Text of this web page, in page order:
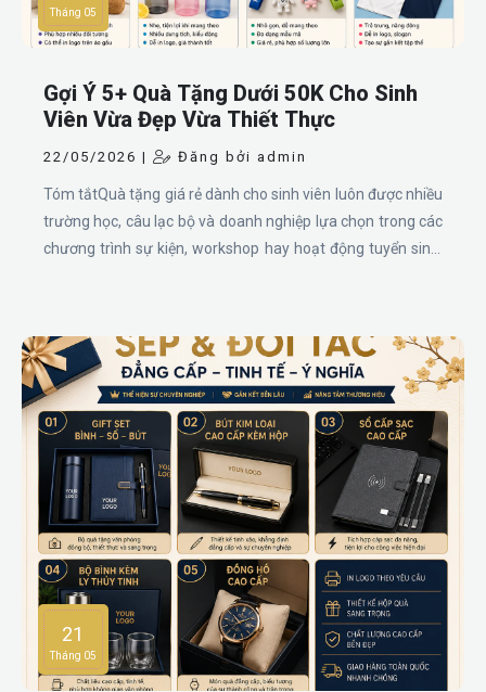
Tháng 05
Gợi Ý 5+ Quà Tặng Dưới 50K Cho Sinh
Viên Vừa Đẹp Vừa Thiết Thực
22/05/2026 | Đăng bởi admin
Tóm tắtQuà tặng giá rẻ dành cho sinh viên luôn được nhiều
trường học, câu lạc bộ và doanh nghiệp lựa chọn trong các
chương trình sự kiện, workshop hay hoạt động tuyển sinh.
gồm bút bi nhựa, sổ tay, thẻ bảng tên, quạt cầm tay, gấu
bông, bình nhựa, móc khóa và áo thun.
21
Tháng 05